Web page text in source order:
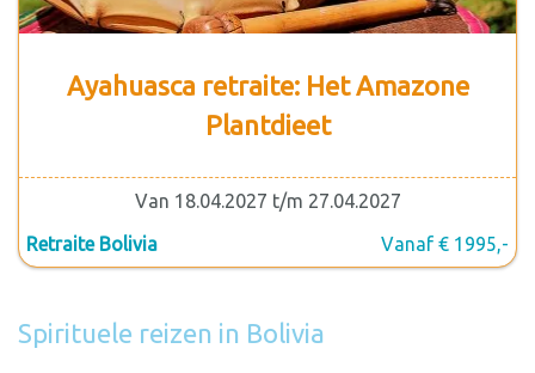
Ayahuasca retraite: Het Amazone
Plantdieet
Van 18.04.2027 t/m 27.04.2027
Retraite Bolivia Vanaf € 1995,-
Spirituele reizen in Bolivia